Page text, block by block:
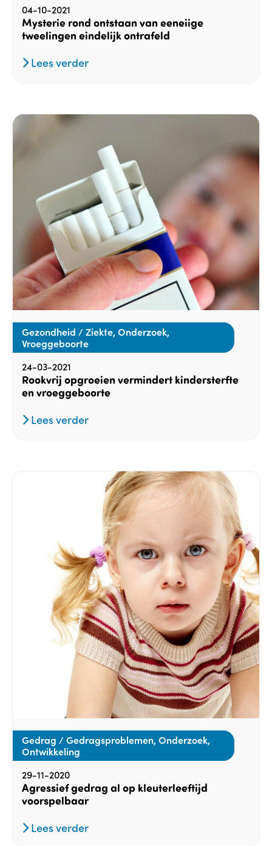
04-10-2021
Mysterie rond ontstaan van eeneiige
tweelingen eindelijk ontrafeld
Lees verder
Gezondheid / Ziekte, Onderzoek,
Vroeggeboorte
24-03-2021
Rookvrij opgroeien vermindert kindersterfte
en vroeggeboorte
Lees verder
Gedrag / Gedragsproblemen, Onderzoek,
Ontwikkeling
29-11-2020
Agressief gedrag al op kleuterleeftijd
voorspelbaar
Lees verder